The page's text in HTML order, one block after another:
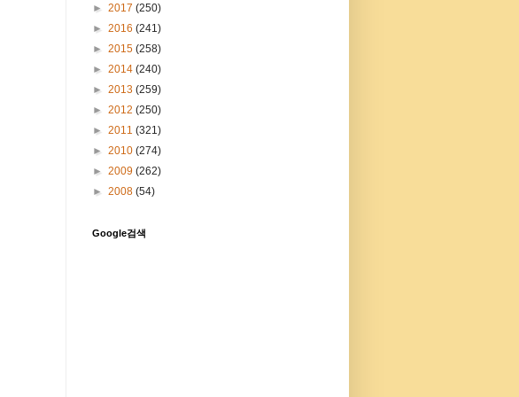
► 2017 (250)
► 2016 (241)
► 2015 (258)
► 2014 (240)
► 2013 (259)
► 2012 (250)
► 2011 (321)
► 2010 (274)
► 2009 (262)
► 2008 (54)
Google검색